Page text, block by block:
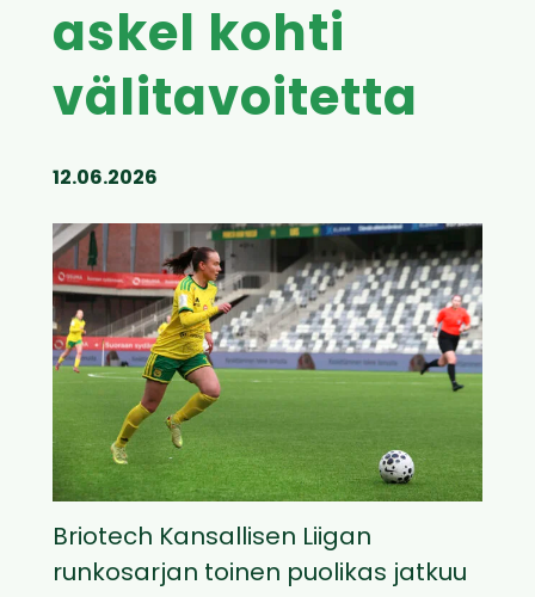
askel kohti
välitavoitetta
12.06.2026
Briotech Kansallisen Liigan
runkosarjan toinen puolikas jatkuu